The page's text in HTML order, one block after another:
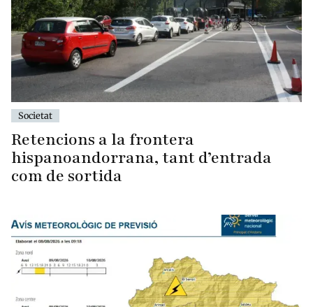
Societat
Retencions a la frontera
hispanoandorrana, tant d’entrada
com de sortida